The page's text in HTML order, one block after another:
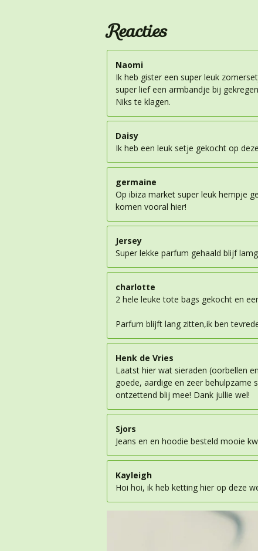
Reacties
Naomi
Ik heb gister een super leuk
super lief een armbandje bij
Niks te klagen.
Daisy
Ik heb een leuk setje gekocht op
germaine
Op ibiza market super leuk hempje
komen vooral hier!
Jersey
Super lekke parfum gehaald blijf
charlotte
2 hele leuke tote bags gekocht en
Parfum blijft lang zitten,ik ben
Henk de Vries
Laatst hier wat sieraden (oorbellen
goede, aardige en zeer behulpzame
ontzettend blij mee! Dank jullie wel!
Sjors
Jeans en en hoodie besteld mooie
Kayleigh
Hoi hoi, ik heb ketting hier op deze